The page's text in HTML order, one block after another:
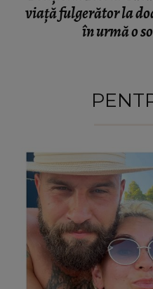
viață fulgerător la
în urmă o